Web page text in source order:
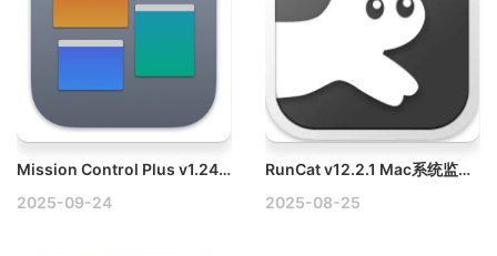
Mission Control Plus v1.24 Mac窗口管理软件
2025-09-24
RunCat v12.2.1 Mac系统监控菜单栏小工具
2025-08-25